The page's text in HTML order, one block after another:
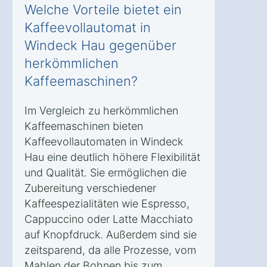
Welche Vorteile bietet ein
Kaffeevollautomat in
Windeck Hau gegenüber
herkömmlichen
Kaffeemaschinen?
Im Vergleich zu herkömmlichen
Kaffeemaschinen bieten
Kaffeevollautomaten in Windeck
Hau eine deutlich höhere Flexibilität
und Qualität. Sie ermöglichen die
Zubereitung verschiedener
Kaffeespezialitäten wie Espresso,
Cappuccino oder Latte Macchiato
auf Knopfdruck. Außerdem sind sie
zeitsparend, da alle Prozesse, vom